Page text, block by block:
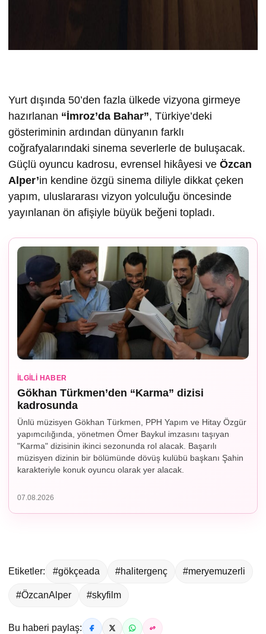
Yurt dışında 50’den fazla ülkede vizyona girmeye
hazırlanan “İmroz’da Bahar”, Türkiye’deki
gösteriminin ardından dünyanın farklı
coğrafyalarındaki sinema severlerle de buluşacak.
Güçlü oyuncu kadrosu, evrensel hikâyesi ve Özcan
Alper’in kendine özgü sinema diliyle dikkat çeken
yapım, uluslararası vizyon yolculuğu öncesinde
yayınlanan ön afişiyle büyük beğeni topladı.
İLGILI HABER
Gökhan Türkmen’den “Karma” dizisi
kadrosunda
Ünlü müzisyen Gökhan Türkmen, PPH Yapım ve Hitay Özgür
yapımcılığında, yönetmen Ömer Baykul imzasını taşıyan
"Karma" dizisinin ikinci sezonunda rol alacak. Başarılı
müzisyen dizinin bir bölümünde dövüş kulübü başkanı Şahin
karakteriyle konuk oyuncu olarak yer alacak.
07.08.2026
Etiketler: #gökçeada #halitergenç #meryemuzerli
#ÖzcanAlper #skyfilm
Bu haberi paylaş: